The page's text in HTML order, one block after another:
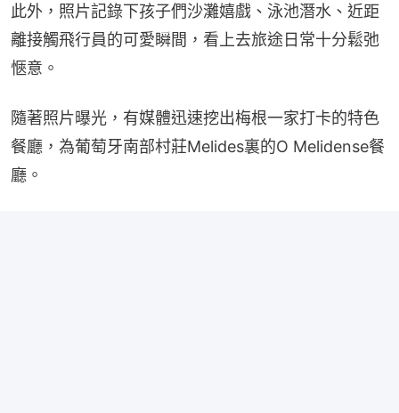
此外，照片記錄下孩子們沙灘嬉戲、泳池潛水、近距
離接觸飛行員的可愛瞬間，看上去旅途日常十分鬆弛
愜意。
隨著照片曝光，有媒體迅速挖出梅根一家打卡的特色
餐廳，為葡萄牙南部村莊Melides裏的O Melidense餐
廳。